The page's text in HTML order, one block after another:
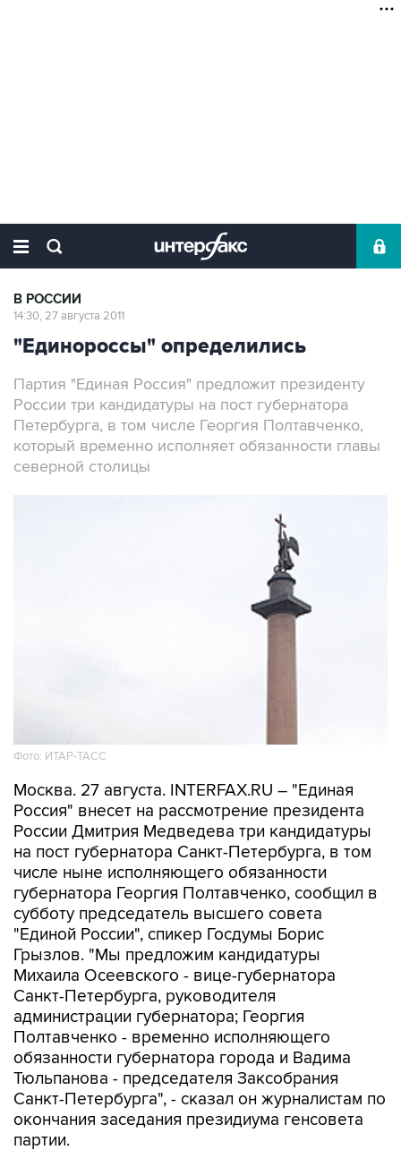
В РОССИИ
14:30, 27 августа 2011
"Единороссы" определились
Партия "Единая Россия" предложит президенту
России три кандидатуры на пост губернатора
Петербурга, в том числе Георгия Полтавченко,
который временно исполняет обязанности главы
северной столицы
Фото: ИТАР-ТАСС
Москва. 27 августа. INTERFAX.RU – "Единая
Россия" внесет на рассмотрение президента
России Дмитрия Медведева три кандидатуры
на пост губернатора Санкт-Петербурга, в том
числе ныне исполняющего обязанности
губернатора Георгия Полтавченко, сообщил в
субботу председатель высшего совета
"Единой России", спикер Госдумы Борис
Грызлов. "Мы предложим кандидатуры
Михаила Осеевского - вице-губернатора
Санкт-Петербурга, руководителя
администрации губернатора; Георгия
Полтавченко - временно исполняющего
обязанности губернатора города и Вадима
Тюльпанова - председателя Заксобрания
Санкт-Петербурга", - сказал он журналистам по
окончания заседания президиума генсовета
партии.